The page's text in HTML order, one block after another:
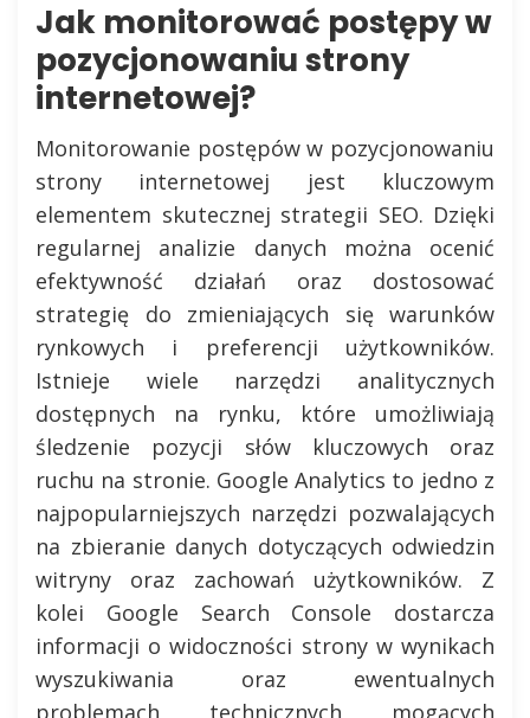
Jak monitorować postępy w
pozycjonowaniu strony
internetowej?
Monitorowanie postępów w pozycjonowaniu
strony internetowej jest kluczowym
elementem skutecznej strategii SEO. Dzięki
regularnej analizie danych można ocenić
efektywność działań oraz dostosować
strategię do zmieniających się warunków
rynkowych i preferencji użytkowników.
Istnieje wiele narzędzi analitycznych
dostępnych na rynku, które umożliwiają
śledzenie pozycji słów kluczowych oraz
ruchu na stronie. Google Analytics to jedno z
najpopularniejszych narzędzi pozwalających
na zbieranie danych dotyczących odwiedzin
witryny oraz zachowań użytkowników. Z
kolei Google Search Console dostarcza
informacji o widoczności strony w wynikach
wyszukiwania oraz ewentualnych
problemach technicznych mogących